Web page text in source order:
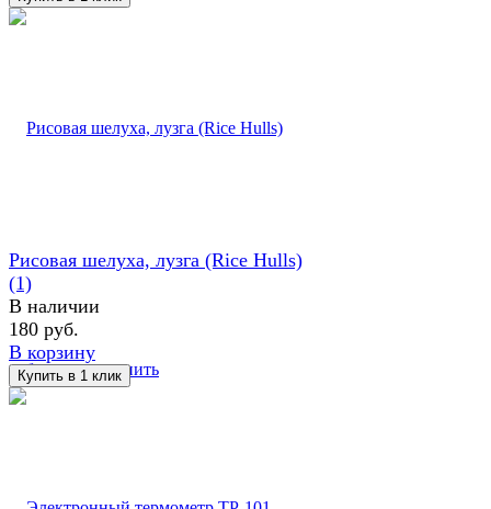
избранное сравнить
Рисовая шелуха, лузга (Rice Hulls)
(1)
В наличии
180 руб.
В корзину